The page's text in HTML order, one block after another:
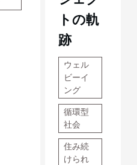
トの軌
跡
ウェル
ビーイ
ング
循環型
社会
住み続
けられ